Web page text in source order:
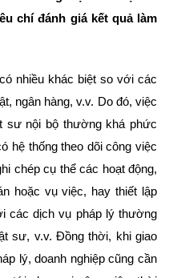
chí đánh giá kết quả làm
nhiều khác biệt so với các
ngân hàng, v.v. Do đó, việc
sư nội bộ thường khá phức
hệ thống theo dõi công việc
chép cụ thể các hoạt động,
hoặc vụ việc, hay thiết lập
các dịch vụ pháp lý thường
sư, v.v. Đồng thời, khi giao
lý, doanh nghiệp cũng cần